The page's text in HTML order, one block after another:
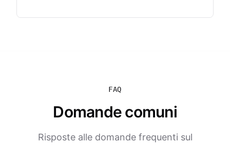
FAQ
Domande comuni
Risposte alle domande frequenti sul